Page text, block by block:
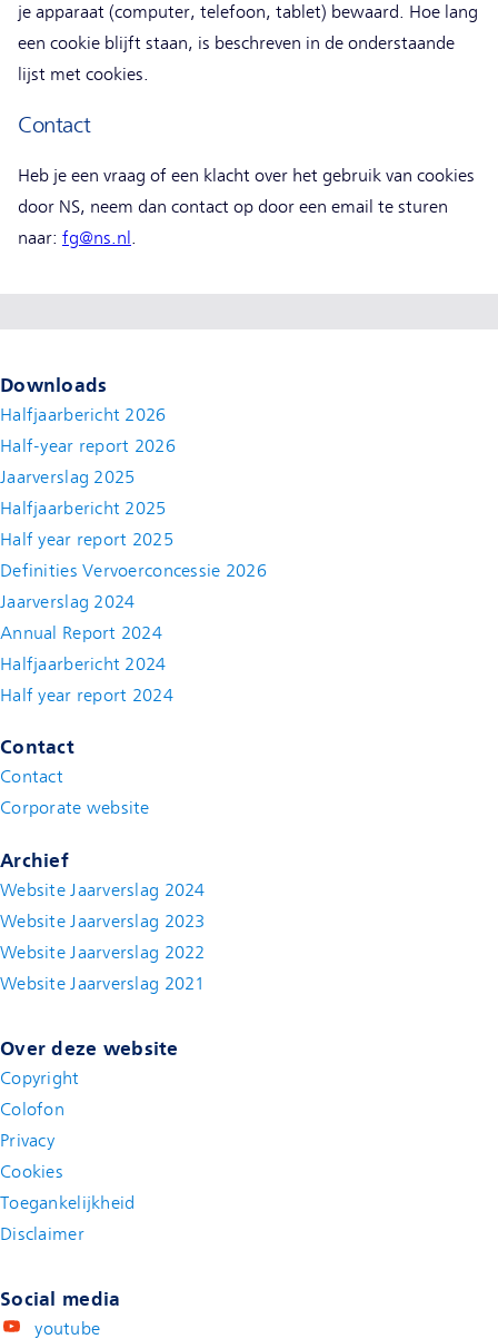
je apparaat (computer, telefoon, tablet) bewaard. Hoe lang
een cookie blijft staan, is beschreven in de onderstaande
lijst met cookies.
Contact
Heb je een vraag of een klacht over het gebruik van cookies
door NS, neem dan contact op door een email te sturen
naar: fg@ns.nl
Downloads
Halfjaarbericht 2026
Half-year report 2026
Jaarverslag 2025
Halfjaarbericht 2025
Half year report 2025
Definities Vervoerconcessie 2026
Jaarverslag 2024
Annual Report 2024
Halfjaarbericht 2024
Half year report 2024(new window)
Contact
Contact
Corporate website
Archief
Website Jaarverslag 2024
Website Jaarverslag 2023
Website Jaarverslag 2022
Website Jaarverslag 2021
Over deze website
Copyright
Colofon
Privacy
Cookies
Toegankelijkheid
Disclaimer(new window)
Social media
youtube